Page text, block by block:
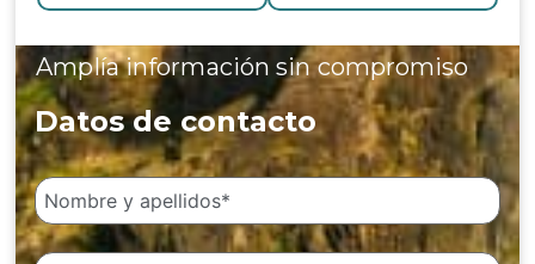
Amplía información sin compromiso
Datos de contacto